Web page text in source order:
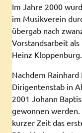
Im Jahre 2000
im Musikverein
übergab nach
Vorstandsarbeit
Heinz Kloppenburg.
Nachdem
Dirigentenstab in
2001 Johann
gewonnen werden.
kurzer Zeit das